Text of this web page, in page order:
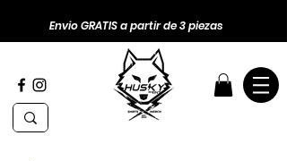
Envio GRATIS a partir de 3 piezas